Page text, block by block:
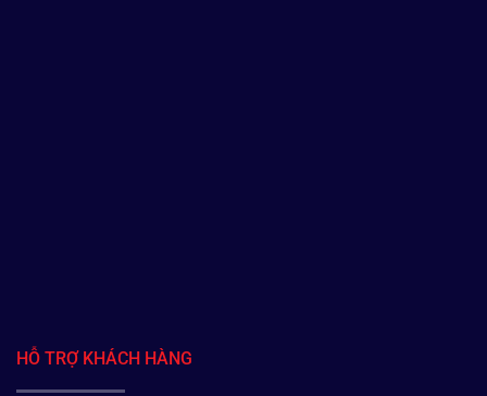
HỖ TRỢ KHÁCH HÀNG